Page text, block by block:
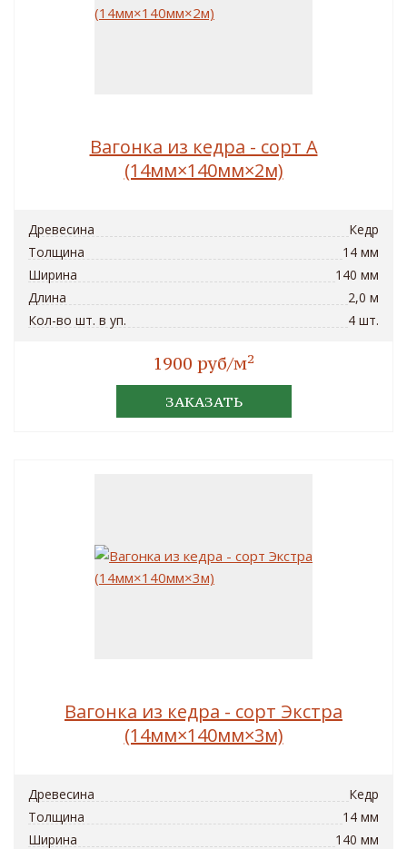
Вагонка из кедра - сорт A
(14мм×140мм×2м)
Древесина
Кедр
Толщина
14 мм
Ширина
140 мм
Длина
2,0 м
Кол-во шт. в уп.
4 шт.
1900 руб/м2
ЗАКАЗАТЬ
Вагонка из кедра - сорт Экстра
(14мм×140мм×3м)
Древесина
Кедр
Толщина
14 мм
Ширина
140 мм